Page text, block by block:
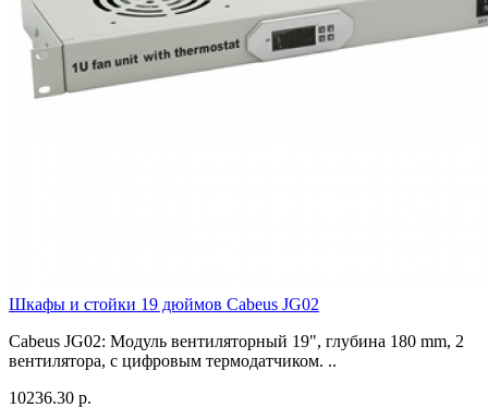
Шкафы и стойки 19 дюймов Cabeus JG02
Cabeus JG02: Модуль вентиляторный 19", глубина 180 mm, 2
вентилятора, с цифровым термодатчиком. ..
10236.30 р.